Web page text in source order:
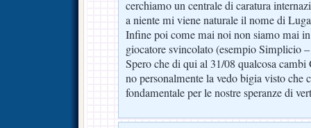
cerchiamo un centrale di caratura
a niente mi viene naturale il nome di
Infine poi come mai noi non siamo mai
giocatore svincolato (esempio Simplicio
Spero che di qui al 31/08 qualcosa cambi
no personalmente la vedo bigia visto che
fondamentale per le nostre speranze di